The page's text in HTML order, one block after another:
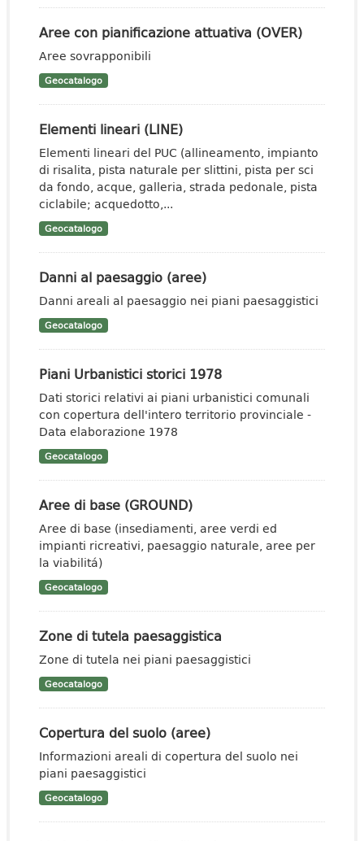
Aree con pianificazione attuativa (OVER)
Aree sovrapponibili
Geocatalogo
Elementi lineari (LINE)
Elementi lineari del PUC (allineamento, impianto
di risalita, pista naturale per slittini, pista per sci
da fondo, acque, galleria, strada pedonale, pista
ciclabile; acquedotto,...
Geocatalogo
Danni al paesaggio (aree)
Danni areali al paesaggio nei piani paesaggistici
Geocatalogo
Piani Urbanistici storici 1978
Dati storici relativi ai piani urbanistici comunali
con copertura dell'intero territorio provinciale -
Data elaborazione 1978
Geocatalogo
Aree di base (GROUND)
Aree di base (insediamenti, aree verdi ed
impianti ricreativi, paesaggio naturale, aree per
la viabilitá)
Geocatalogo
Zone di tutela paesaggistica
Zone di tutela nei piani paesaggistici
Geocatalogo
Copertura del suolo (aree)
Informazioni areali di copertura del suolo nei
piani paesaggistici
Geocatalogo